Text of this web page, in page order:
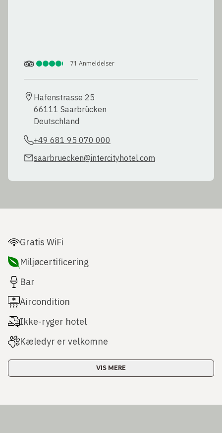
71 Anmeldelser
Hafenstrasse 25
66111 Saarbrücken
Deutschland
+49 681 95 070 000
saarbruecken@intercityhotel.com
Gratis WiFi
Miljøcertificering
Bar
Aircondition
Ikke-ryger hotel
Kæledyr er velkomne
VIS MERE